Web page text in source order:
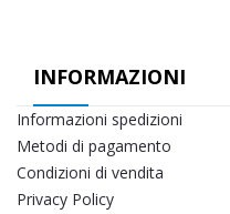
INFORMAZIONI
Informazioni spedizioni
Metodi di pagamento
Condizioni di vendita
Privacy Policy